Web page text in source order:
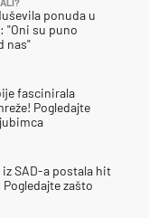
ponuda u
"Oni su puno
nas"
fascinirala
Pogledajte
SAD-a postala hit
zašto